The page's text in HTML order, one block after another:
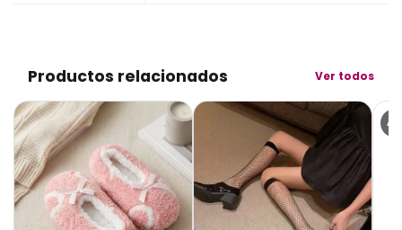
Productos relacionados Ver todos